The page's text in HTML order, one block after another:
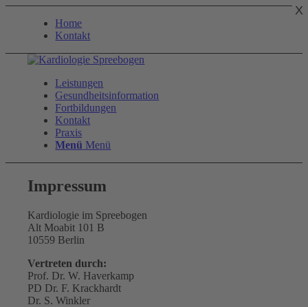
Home
Kontakt
Leistungen
Gesundheitsinformation
Fortbildungen
Kontakt
Praxis
Menü Menü
Impressum
Kardiologie im Spreebogen
Alt Moabit 101 B
10559 Berlin
Vertreten durch:
Prof. Dr. W. Haverkamp
PD Dr. F. Krackhardt
Dr. S. Winkler
X